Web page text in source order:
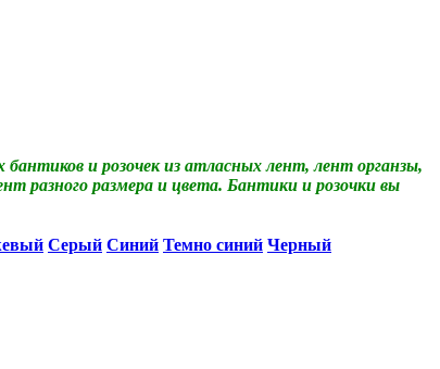
и розочек из атласных лент, лент органзы,
разного размера и цвета. Бантики и розочки вы
Серый Синий Темно синий Черный